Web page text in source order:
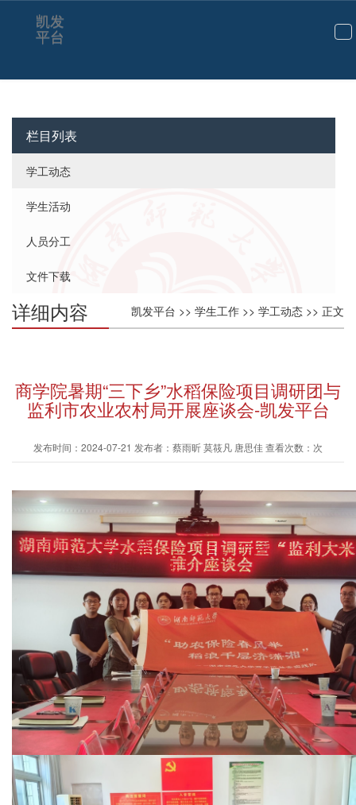
切
航
凯发
平台
栏目列表
学工动态
学生活动
人员分工
文件下载
凯发平台 >> 学生工作 >> 学工动态 >> 正文
详细内容
商学院暑期“三下乡”水稻保险项目调研团与
监利市农业农村局开展座谈会-凯发平台
发布时间：2024-07-21 发布者：蔡雨昕 莫筱凡 唐思佳 查看次数：次